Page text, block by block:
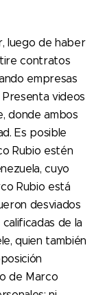
luego de haber
contratos
empresas
Presenta videos
donde ambos
Es posible
Rubio estén
cuyo
Rubio está
desviados
de la
quien también
de Marco